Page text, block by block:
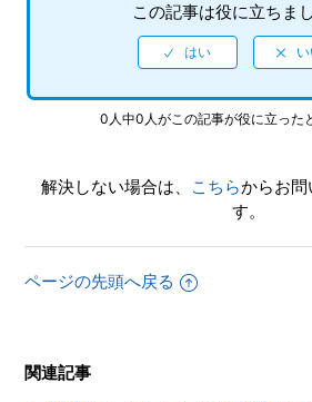
【WiiU/ぷよぷよテトリス】「いつの間
はどのくらいなのか
【WiiU/ぷよぷよテトリス】通信プレイ
【WiiU/ぷよぷよテトリス】Miiや
【WiiU/ぷよぷよテトリス】追加アイテ
この記事は役に立ちま
0人中0人がこの記事が役に立った
解決しない場合は、 こちらからお問
す。
ページの先頭へ戻る
関連記事